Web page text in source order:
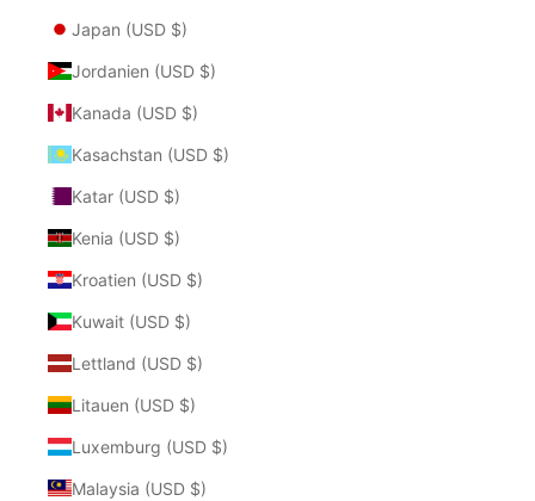
Japan (USD $)
Jordanien (USD $)
Kanada (USD $)
Kasachstan (USD $)
Katar (USD $)
Kenia (USD $)
Kroatien (USD $)
Kuwait (USD $)
Lettland (USD $)
Litauen (USD $)
Luxemburg (USD $)
Malaysia (USD $)